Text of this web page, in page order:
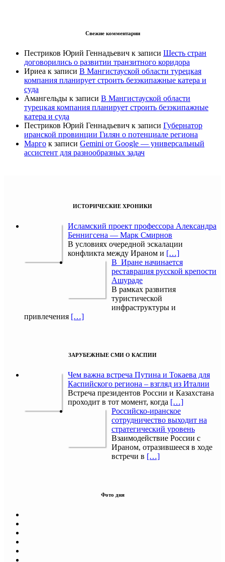
Свежие комментарии
Пестриков Юрий Геннадьевич к записи Шесть стран
договорились о развитии транзитного коридора
Ириеа к записи В Мангистауской области турецкая
компания планирует строить безэкипажные катера и
суда
Амангельды к записи В Мангистауской области
турецкая компания планирует строить безэкипажные
катера и суда
Пестриков Юрий Геннадьевич к записи Губернатор
иранской провинции Гилян о потенциале региона
Марго к записи Gemini от Google — универсальный
ассистент для разнообразных задач
ИСТОРИЧЕСКИЕ ХРОНИКИ
Исламский проект профессора Александра
Беннигсена — Марк Смирнов
В условиях очередной эскалации
конфликта между Ираном и […]
В Иране начинается
реставрация русской крепости
Ашураде
В рамках развития
туристической
инфраструктуры и
привлечения […]
ЗАРУБЕЖНЫЕ СМИ О КАСПИИ
Чем важна встреча Путина и Токаева для
Каспийского региона – взгляд из Италии
Встреча президентов России и Казахстана
проходит в тот момент, когда […]
Российско-иранское
сотрудничество выходит на
стратегический уровень
Взаимодействие России с
Ираном, отразившееся в ходе
встречи в […]
Фото дня